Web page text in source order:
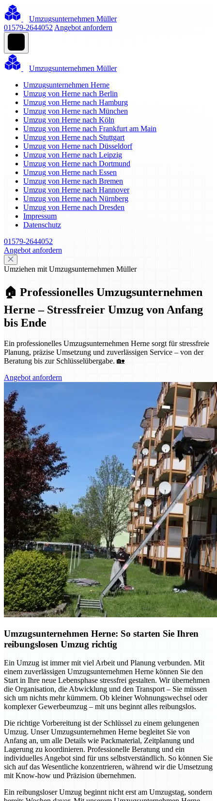
Umzugsunternehmen Müller
01579-2644052 Angebot anfordern
Umzugsunternehmen Müller
Umzugsunternehmen Herne
Umzug von Herne nach Berlin
Umzug von Herne nach Hamburg
Umzug von Herne nach München
Umzug von Herne nach Köln
Umzug von Herne nach Frankfurt am Main
Umzug von Herne nach Stuttgart
Umzug von Herne nach Düsseldorf
Umzug von Herne nach Leipzig
Umzug von Herne nach Dortmund
Umzug von Herne nach Essen
Umzug von Herne nach Bremen
Umzug von Herne nach Hannover
Umzug von Herne nach Nürnberg
Umzug von Herne nach Dresden
Impressum
Datenschutz
01579-2644052
Angebot anfordern
Umziehen mit Umzugsunternehmen Müller
🏠 Professionelles Umzugsunternehmen
Herne – Stressfreier Umzug von Anfang
bis Ende
Ein professionelles Umzugsunternehmen Herne sorgt für stressfreie
Planung, präzise Umsetzung und zuverlässigen Service – von der
Beratung bis zur Schlüsselübergabe. 🏡
Angebot anfordern
Umzugsunternehmen Herne: So starten Sie Ihren
reibungslosen Umzug richtig
Ein Umzug ist immer mit viel Arbeit und Planung verbunden. Mit
einem zuverlässigen Umzugsunternehmen Herne können Sie den
Start in Ihre neue Lebensphase stressfrei gestalten. Wir übernehmen
die Organisation, die Abwicklung und den Transport – Sie müssen
sich um nichts mehr kümmern. Ob kleiner Wohnungswechsel oder
komplexer Gewerbeumzug – mit uns beginnt alles reibungslos.
Die richtige Vorbereitung ist der Schlüssel zu einem gelungenen
Umzug. Unser Umzugsunternehmen Herne begleitet Sie von
Anfang an, um alle Details wie Packmaterial, Zeitplanung und
Lagerung zu koordinieren. Professionelle Beratung und ein
individuelles Angebot sind für uns selbstverständlich. So können Sie
sich auf das Wesentliche konzentrieren, während wir die Umsetzung
mit Know-how und Präzision übernehmen.
Ein reibungsloser Umzug beginnt nicht erst am Umzugstag, sondern